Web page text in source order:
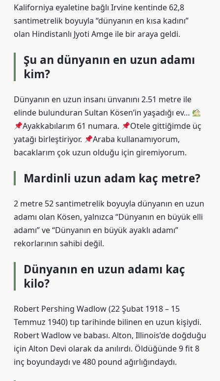
Kaliforniya eyaletine bağlı Irvine kentinde 62,8
santimetrelik boyuyla “dünyanın en kısa kadını”
olan Hindistanlı Jyoti Amge ile bir araya geldi.
Şu an dünyanın en uzun adamı
kim?
Dünyanın en uzun insanı ünvanını 2.51 metre ile
elinde bulunduran Sultan Kösen’in yaşadığı ev…
Ayakkabılarım 61 numara.
Otele gittiğimde üç
yatağı birleştiriyor.
Araba kullanamıyorum,
bacaklarım çok uzun olduğu için giremiyorum.
Mardinli uzun adam kaç metre?
2 metre 52 santimetrelik boyuyla dünyanın en uzun
adamı olan Kösen, yalnızca “Dünyanın en büyük elli
adamı” ve “Dünyanın en büyük ayaklı adamı”
rekorlarının sahibi değil.
Dünyanın en uzun adamı kaç
kilo?
Robert Pershing Wadlow (22 Şubat 1918 – 15
Temmuz 1940) tıp tarihinde bilinen en uzun kişiydi.
Robert Wadlow ve babası. Alton, Illinois’de doğduğu
için Alton Devi olarak da anılırdı. Öldüğünde 9 fit 8
inç boyundaydı ve 480 pound ağırlığındaydı.